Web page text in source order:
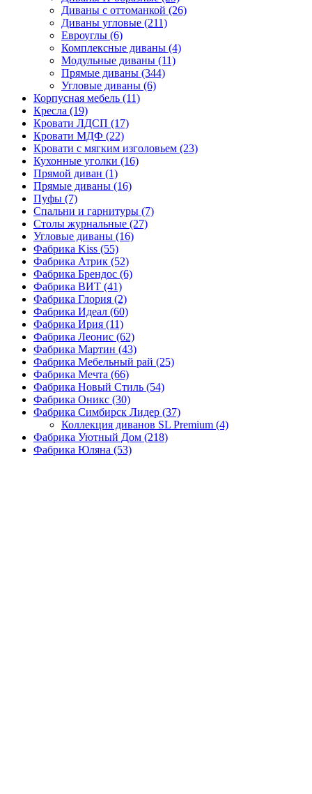
Диваны с оттоманкой (26)
Диваны угловые (211)
Евроуглы (6)
Комплексные диваны (4)
Модульные диваны (11)
Прямые диваны (344)
Угловые диваны (6)
Корпусная мебель (11)
Кресла (19)
Кровати ЛДСП (17)
Кровати МДФ (22)
Кровати с мягким изголовьем (23)
Кухонные уголки (16)
Прямой диван (1)
Прямые диваны (16)
Пуфы (7)
Спальни и гарнитуры (7)
Столы журнальные (27)
Угловые диваны (16)
Фабрика Kiss (55)
Фабрика Атрик (52)
Фабрика Брендос (6)
Фабрика ВИТ (41)
Фабрика Глория (2)
Фабрика Идеал (60)
Фабрика Ирия (11)
Фабрика Леонис (62)
Фабрика Мартин (43)
Фабрика Мебельный рай (25)
Фабрика Мечта (66)
Фабрика Новый Стиль (54)
Фабрика Оникс (30)
Фабрика Симбирск Лидер (37)
Коллекция диванов SL Premium (4)
Фабрика Уютный Дом (218)
Фабрика Юляна (53)